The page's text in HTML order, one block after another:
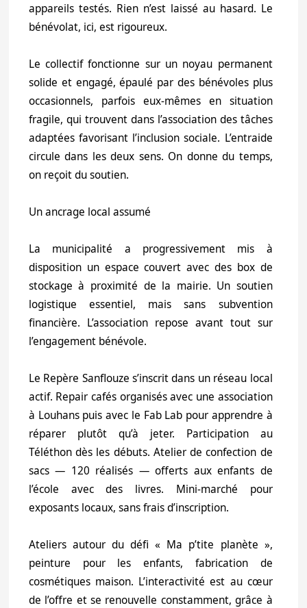
appareils testés. Rien n’est laissé au hasard. Le
bénévolat, ici, est rigoureux.
Le collectif fonctionne sur un noyau permanent
solide et engagé, épaulé par des bénévoles plus
occasionnels, parfois eux-mêmes en situation
fragile, qui trouvent dans l’association des tâches
adaptées favorisant l’inclusion sociale. L’entraide
circule dans les deux sens. On donne du temps,
on reçoit du soutien.
Un ancrage local assumé
La municipalité a progressivement mis à
disposition un espace couvert avec des box de
stockage à proximité de la mairie. Un soutien
logistique essentiel, mais sans subvention
financière. L’association repose avant tout sur
l’engagement bénévole.
Le Repère Sanflouze s’inscrit dans un réseau local
actif. Repair cafés organisés avec une association
à Louhans puis avec le Fab Lab pour apprendre à
réparer plutôt qu’à jeter. Participation au
Téléthon dès les débuts. Atelier de confection de
sacs — 120 réalisés — offerts aux enfants de
l’école avec des livres. Mini-marché pour
exposants locaux, sans frais d’inscription.
Ateliers autour du défi « Ma p’tite planète »,
peinture pour les enfants, fabrication de
cosmétiques maison. L’interactivité est au cœur
de l’offre et se renouvelle constamment, grâce à